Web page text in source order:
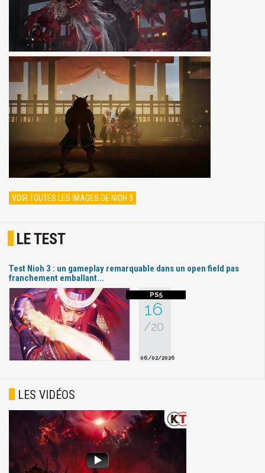
VOIR TOUTES LES IMAGES DE NIOH 3
LE TEST
Test Nioh 3 : un gameplay remarquable dans un open field pas
franchement emballant...
16
/20
06/02/2026
LES VIDÉOS